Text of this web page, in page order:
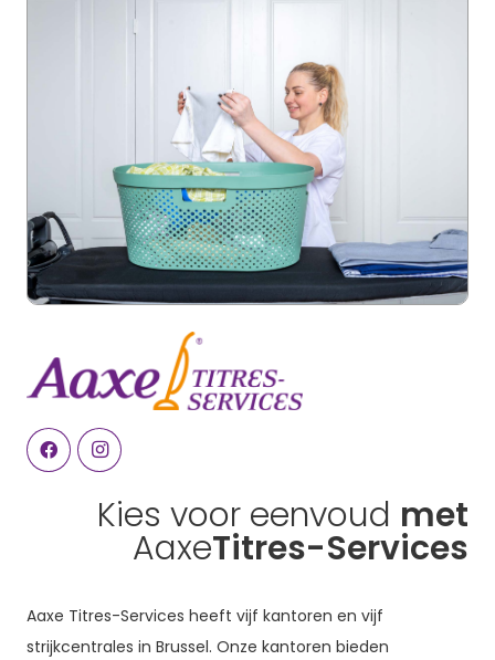
Kies voor eenvoud met
AaxeTitres-Services
Aaxe Titres-Services heeft vijf kantoren en vijf
strijkcentrales in Brussel. Onze kantoren bieden